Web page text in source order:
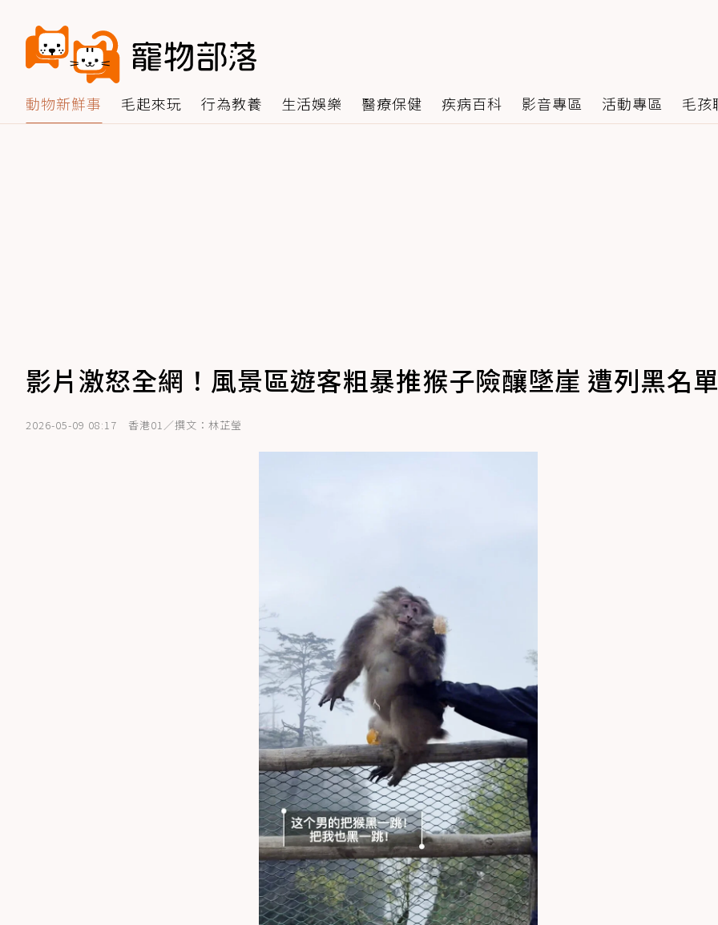
動物新鮮事 毛起來玩 行為教養 生活娛樂 醫療保健 疾病百科 影音專區 活動專區 毛孩
影片激怒全網！風景區遊客粗暴推猴子險釀墜崖 遭列黑名
2026-05-09 08:17 香港01／撰文：林芷瑩